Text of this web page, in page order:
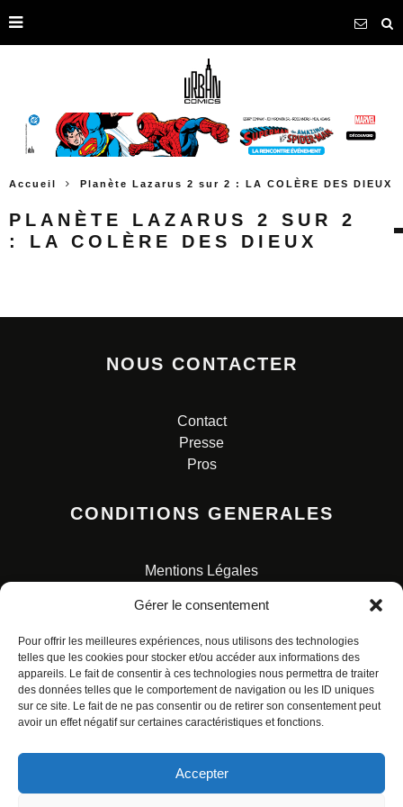
Gérer le consentement
Pour offrir les meilleures expériences, nous utilisons des technologies
telles que les cookies pour stocker et/ou accéder aux informations des
appareils. Le fait de consentir à ces technologies nous permettra de traiter
des données telles que le comportement de navigation ou les ID uniques
sur ce site. Le fait de ne pas consentir ou de retirer son consentement peut
avoir un effet négatif sur certaines caractéristiques et fonctions.
Accepter
Accueil Planète Lazarus 2 sur 2 : LA COLÈRE DES DIEUX
PLANÈTE LAZARUS 2 SUR 2
: LA COLÈRE DES DIEUX
NOUS CONTACTER
Contact
Presse
Pros
CONDITIONS GENERALES
Mentions Légales
Charte pour la protection des données personnelles
© ALL RIGHTS RESERVED. URBAN COMICS POUR LES